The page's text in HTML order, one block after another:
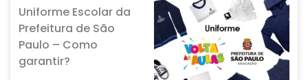
Uniforme Escolar da
Prefeitura de São
Paulo – Como
garantir?